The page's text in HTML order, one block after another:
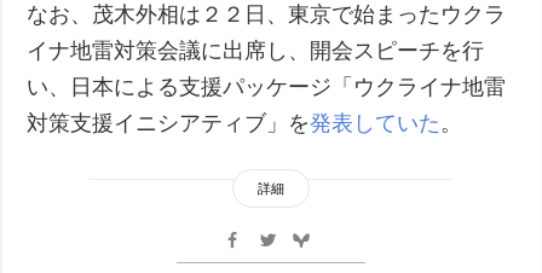
なお、茂木外相は２２日、東京で始まったウクラ
イナ地雷対策会議に出席し、開会スピーチを行
い、日本による支援パッケージ「ウクライナ地雷
対策支援イニシアティブ」を発表していた 。
詳細